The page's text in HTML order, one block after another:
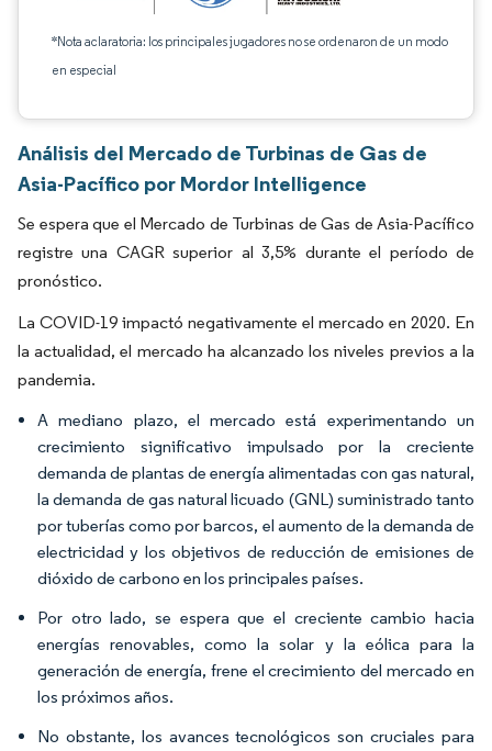
*Nota aclaratoria: los principales jugadores no se ordenaron de un modo
en especial
Análisis del Mercado de Turbinas de Gas de
Asia-Pacífico por Mordor Intelligence
Se espera que el Mercado de Turbinas de Gas de Asia-Pacífico
registre una CAGR superior al 3,5% durante el período de
pronóstico.
La COVID-19 impactó negativamente el mercado en 2020. En
la actualidad, el mercado ha alcanzado los niveles previos a la
pandemia.
A mediano plazo, el mercado está experimentando un
crecimiento significativo impulsado por la creciente
demanda de plantas de energía alimentadas con gas natural,
la demanda de gas natural licuado (GNL) suministrado tanto
por tuberías como por barcos, el aumento de la demanda de
electricidad y los objetivos de reducción de emisiones de
dióxido de carbono en los principales países.
Por otro lado, se espera que el creciente cambio hacia
energías renovables, como la solar y la eólica para la
generación de energía, frene el crecimiento del mercado en
los próximos años.
No obstante, los avances tecnológicos son cruciales para